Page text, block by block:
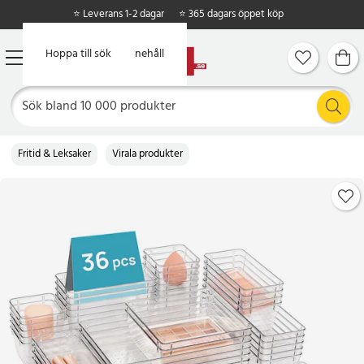
Hoppa till huvudinnehåll
Hoppa till sök
⭐ Leverans 1-2 dagar ⭐ 365 dagars öppet köp
Fritid & Leksaker Virala produkter